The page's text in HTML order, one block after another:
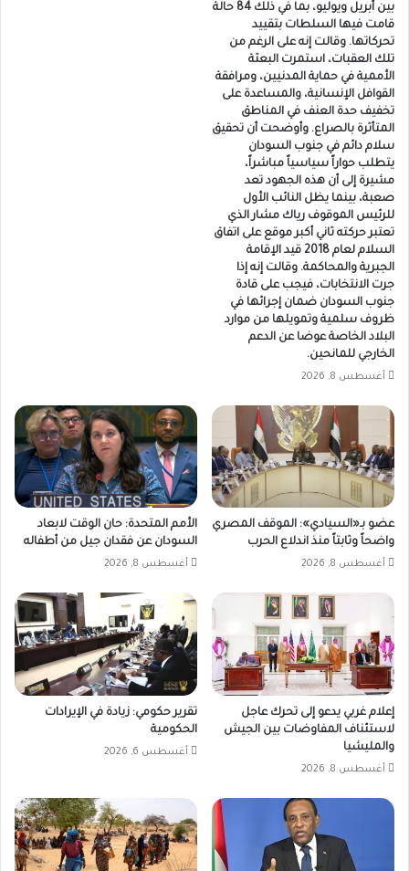
بين أبريل ويوليو، بما في ذلك 84 حالة
قامت فيها السلطات بتقييد
تحركاتها. وقالت إنه على الرغم من
تلك العقبات، استمرت البعثة
الأممية في حماية المدنيين، ومرافقة
القوافل الإنسانية، والمساعدة على
تخفيف حدة العنف في المناطق
المتأثرة بالصراع. وأوضحت أن تحقيق
سلام دائم في جنوب السودان
يتطلب حواراً سياسياً مباشراً،
مشيرة إلى أن هذه الجهود تعد
صعبة، بينما يظل النائب الأول
للرئيس الموقوف رياك مشار الذي
تعتبر حركته ثاني أكبر موقع على اتفاق
السلام لعام 2018 قيد الإقامة
الجبرية والمحاكمة. وقالت إنه إذا
جرت الانتخابات، فيجب على قادة
جنوب السودان ضمان إجرائها في
ظروف سلمية وتمويلها من موارد
البلاد الخاصة عوضا عن الدعم
الخارجي للمانحين.
أغسطس 8, 2026
عضو بـ«السيادي»: الموقف المصري
واضحاً وثابتاً منذ اندلاع الحرب
أغسطس 8, 2026
الأمم المتحدة: حان الوقت لابعاد
السودان عن فقدان جيل من أطفاله
أغسطس 8, 2026
إعلام غربي يدعو إلى تحرك عاجل
لاستئناف المفاوضات بين الجيش
والمليشيا
أغسطس 8, 2026
تقرير حكومي: زيادة في الإيرادات
الحكومية
أغسطس 6, 2026